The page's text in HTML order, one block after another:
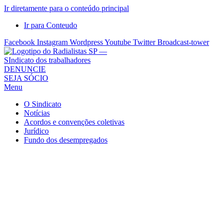
Ir diretamente para o conteúdo principal
Ir para Conteudo
Facebook Instagram WordpressYoutube Twitter Broadcast-tower
Sindicato
dos
Radialistas
São
Paulo
Sindicato
DENUNCIE
SEJA SÓCIO
Menu
O Sindicato
Notícias
Acordos e convenções coletivas
Jurídico
Fundo dos desempregados